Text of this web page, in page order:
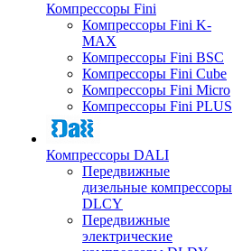
Компрессоры Fini
Компрессоры Fini K-
MAX
Компрессоры Fini BSC
Компрессоры Fini Cube
Компрессоры Fini Micro
Компрессоры Fini PLUS
Компрессоры DALI
Передвижные
дизельные компрессоры
DLCY
Передвижные
электрические